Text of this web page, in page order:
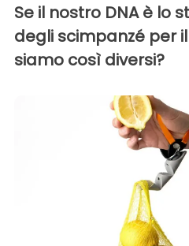
Se il nostro DNA è lo
degli scimpanzé per
siamo così diversi?